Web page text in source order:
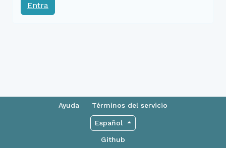
Entra
Ayuda Términos del servicio
Español
Github